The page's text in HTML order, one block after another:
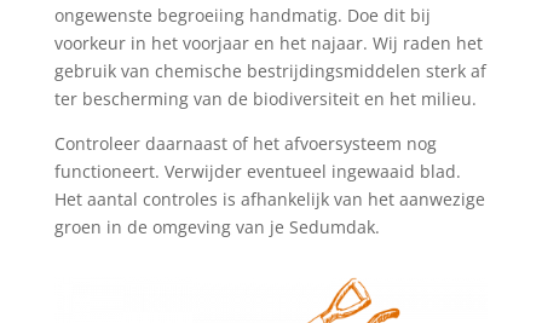
ongewenste begroeiing handmatig. Doe dit bij
voorkeur in het voorjaar en het najaar. Wij raden het
gebruik van chemische bestrijdingsmiddelen sterk af
ter bescherming van de biodiversiteit en het milieu.
Controleer daarnaast of het afvoersysteem nog
functioneert. Verwijder eventueel ingewaaid blad.
Het aantal controles is afhankelijk van het aanwezige
groen in de omgeving van je Sedumdak.